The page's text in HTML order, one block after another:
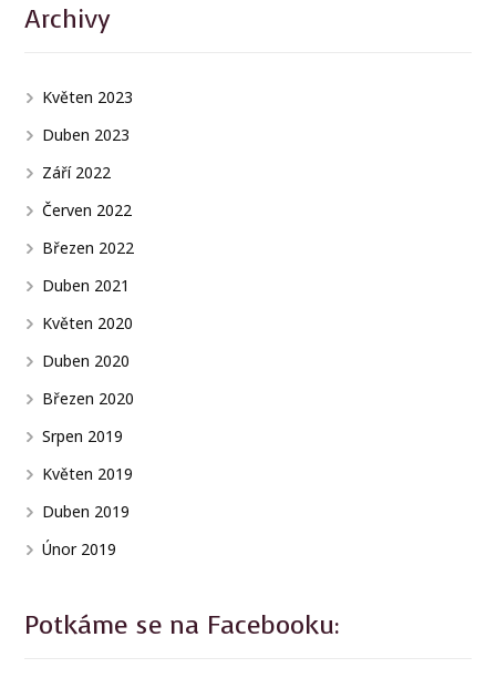
Archivy
Květen 2023
Duben 2023
Září 2022
Červen 2022
Březen 2022
Duben 2021
Květen 2020
Duben 2020
Březen 2020
Srpen 2019
Květen 2019
Duben 2019
Únor 2019
Potkáme se na Facebooku: